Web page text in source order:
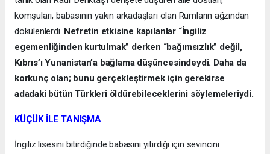
komşuları, babasının yakın arkadaşları olan Rumların ağzından
dökülenlerdi. Nefretin etkisine kapılanlar “İngiliz
egemenliğinden kurtulmak” derken “bağımsızlık” değil,
Kıbrıs’ı Yunanistan’a bağlama düşüncesindeydi. Daha da
korkunç olan; bunu gerçekleştirmek için gerekirse
adadaki bütün Türkleri öldürebileceklerini söylemeleriydi.
KÜÇÜK İLE TANIŞMA
İngiliz lisesini bitirdiğinde babasını yitirdiği için sevincini